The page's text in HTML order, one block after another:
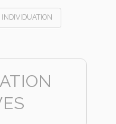
INDIVIDUATION